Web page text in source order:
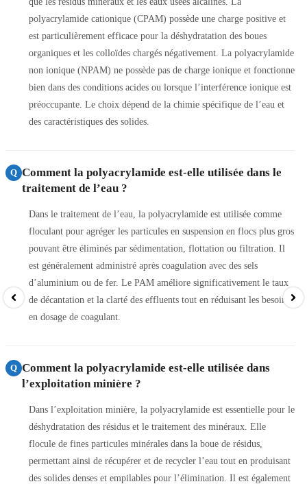
polyacrylamide cationique (CPAM) possède une charge positive et
est particulièrement efficace pour la déshydratation des boues
organiques et les colloïdes chargés négativement. La polyacrylamide
non ionique (NPAM) ne possède pas de charge ionique et fonctionne
bien dans des conditions acides ou lorsque l’interférence ionique est
préoccupante. Le choix dépend de la chimie spécifique de l’eau et
des caractéristiques des solides.
Q Comment la polyacrylamide est-elle utilisée dans le
traitement de l’eau ?
Dans le traitement de l’eau, la polyacrylamide est utilisée comme
floculant pour agréger les particules en suspension en flocs plus gros
pouvant être éliminés par sédimentation, flottation ou filtration. Il
est généralement administré après coagulation avec des sels
d’aluminium ou de fer. Le PAM améliore significativement le taux
de décantation et la clarté des effluents tout en réduisant les besoins
en dosage de coagulant.
Q Comment la polyacrylamide est-elle utilisée dans
l’exploitation minière ?
Dans l’exploitation minière, la polyacrylamide est essentielle pour le
déshydratation des résidus et le traitement des minéraux. Elle
flocule de fines particules minérales dans la boue de résidus,
permettant ainsi de récupérer et de recycler l’eau tout en produisant
des solides denses et empilables pour l’élimination. Il est également